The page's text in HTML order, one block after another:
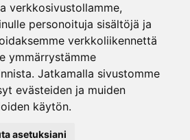
verkkosivustollamme,
personoituja sisältöjä ja
verkkoliikennettä
ymmärrystämme
Jatkamalla sivustomme
evästeiden ja muiden
käytön.
asetuksiani